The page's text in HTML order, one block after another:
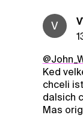
V
Ked
chceli
dalsich
Mas